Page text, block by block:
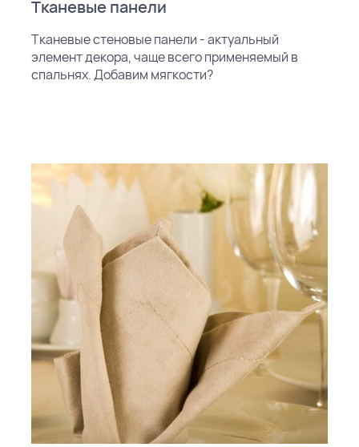
Тканевые панели
Тканевые стеновые панели - актуальный
элемент декора, чаще всего применяемый в
спальнях. Добавим мягкости?